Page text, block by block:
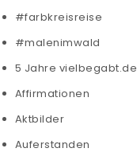
#farbkreisreise
#malenimwald
5 Jahre vielbegabt.de
Affirmationen
Aktbilder
Auferstanden